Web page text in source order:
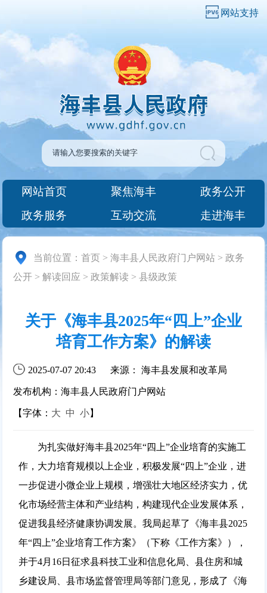
网站支持
网站首页 聚焦海丰
政务公开
政务服务
互动交流 走进海丰
当前位置：首页 >海丰县人民政府门户网站 >政务
公开 >解读回应 >政策解读 >县级政策
关于《海丰县2025年“四上”企业
培育工作方案》的解读
2025-07-07 20:43 来源： 海丰县发展和改革局
发布机构：海丰县人民政府门户网站
【字体： 大 中 小】
为扎实做好海丰县2025年“四上”企业培育的实施工
作，大力培育规模以上企业，积极发展“四上”企业，进
一步促进小微企业上规模，增强壮大地区经济实力，优
化市场经营主体和产业结构，构建现代企业发展体系，
促进我县经济健康协调发展。我局起草了《海丰县2025
年“四上”企业培育工作方案》（下称《工作方案》），
并于4月16日征求县科技工业和信息化局、县住房和城
乡建设局、县市场监督管理局等部门意见，形成了《海